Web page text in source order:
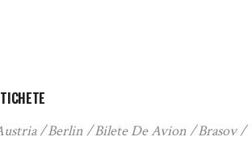
Berlin Bilete De Avion
Brasov